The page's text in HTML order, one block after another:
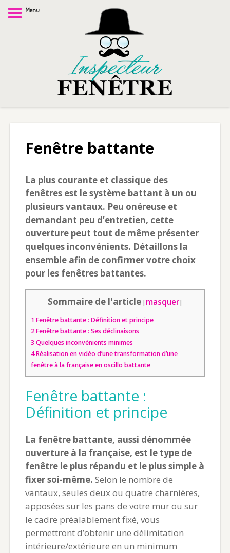
Fenêtre battante
La plus courante et classique des
fenêtres est le système battant à un ou
plusieurs vantaux. Peu onéreuse et
demandant peu d’entretien, cette
ouverture peut tout de même présenter
quelques inconvénients. Détaillons la
ensemble afin de confirmer votre choix
pour les fenêtres battantes.
Sommaire de l'article [masquer]
1 Fenêtre battante : Définition et principe
2Fenêtre battante : Ses déclinaisons
3Quelques inconvénients minimes
4Réalisation en vidéo d’une transformation d’une
fenêtre à la française en oscillo battante
Fenêtre battante :
Définition et principe
La fenêtre battante, aussi dénommée
ouverture à la française, est le type de
fenêtre le plus répandu et le plus simple à
fixer soi-même. Selon le nombre de
vantaux, seules deux ou quatre charnières,
apposées sur les pans de votre mur ou sur
le cadre préalablement fixé, vous
permettront d’obtenir une délimitation
intérieure/extérieure en un minimum
Menu